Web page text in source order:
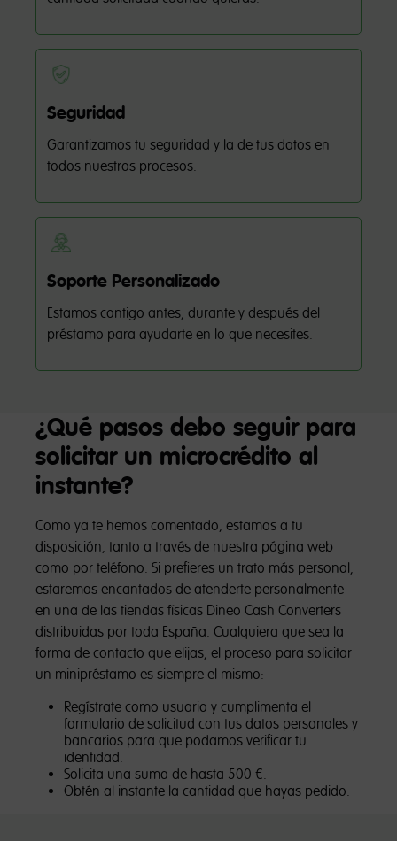
Seguridad
Garantizamos tu seguridad y la de tus datos en
todos nuestros procesos.
Soporte Personalizado
Estamos contigo antes, durante y después del
préstamo para ayudarte en lo que necesites.
¿Qué pasos debo seguir para
solicitar un microcrédito al
instante?
Como ya te hemos comentado, estamos a tu
disposición, tanto a través de nuestra página web
como por teléfono. Si prefieres un trato más personal,
estaremos encantados de atenderte personalmente
en una de las tiendas físicas Dineo Cash Converters
distribuidas por toda España. Cualquiera que sea la
forma de contacto que elijas, el proceso para solicitar
un minipréstamo es siempre el mismo:
Regístrate como usuario y cumplimenta el
formulario de solicitud con tus datos personales y
bancarios para que podamos verificar tu
identidad.
Solicita una suma de hasta 500 €.
Obtén al instante la cantidad que hayas pedido.